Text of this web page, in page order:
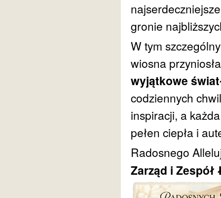
gronie
W tym
wiosna
wyjątkowe
codziennych
inspiracji, a
pełen ciepła i
Radosnego
Zarząd i